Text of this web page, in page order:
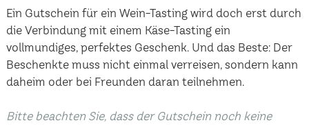
Ein Gutschein für ein Wein-Tasting wird doch erst durch
die Verbindung mit einem Käse-Tasting ein
vollmundiges, perfektes Geschenk. Und das Beste: Der
Beschenkte muss nicht einmal verreisen, sondern kann
daheim oder bei Freunden daran teilnehmen.
Bitte beachten Sie, dass der Gutschein noch keine